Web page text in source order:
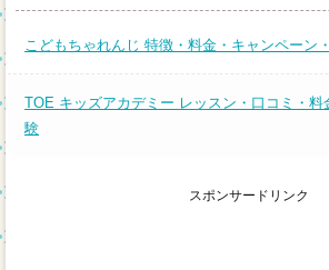
こどもちゃれんじ 特徴・料金・キャンペーン
TOE キッズアカデミー レッスン・口コミ・料
験
スポンサードリンク